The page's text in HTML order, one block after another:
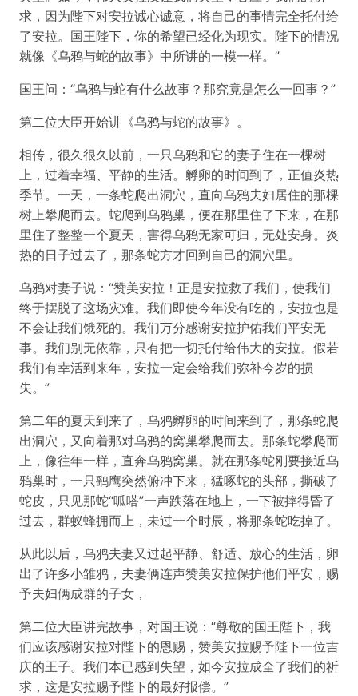
求，因为陛下对安拉诚心诚意，将自己的事情完全托付给
了安拉。国王陛下，你的希望已经化为现实。陛下的情况
就像《乌鸦与蛇的故事》中所讲的一模一样。”
国王问：“乌鸦与蛇有什么故事？那究竟是怎么一回事？”
第二位大臣开始讲《乌鸦与蛇的故事》。
相传，很久很久以前，一只乌鸦和它的妻子住在一棵树
上，过着幸福、平静的生活。孵卵的时间到了，正值炎热
季节。一天，一条蛇爬出洞穴，直向乌鸦夫妇居住的那棵
树上攀爬而去。蛇爬到乌鸦巢，便在那里住了下来，在那
里住了整整一个夏天，害得乌鸦无家可归，无处安身。炎
热的日子过去了，那条蛇方才回到自己的洞穴里。
乌鸦对妻子说：“赞美安拉！正是安拉救了我们，使我们
终于摆脱了这场灾难。我们即使今年没有吃的，安拉也是
不会让我们饿死的。我们万分感谢安拉护佑我们平安无
事。我们别无依靠，只有把一切托付给伟大的安拉。假若
我们有幸活到来年，安拉一定会给我们弥补今岁的损
失。”
第二年的夏天到来了，乌鸦孵卵的时间来到了，那条蛇爬
出洞穴，又向着那对乌鸦的窝巢攀爬而去。那条蛇攀爬而
上，像往年一样，直奔乌鸦窝巢。就在那条蛇刚要接近乌
鸦巢时，一只鹞鹰突然俯冲下来，猛啄蛇的头部，撕破了
蛇皮，只见那蛇“呱嗒”一声跌落在地上，一下被摔得昏了
过去，群蚁蜂拥而上，未过一个时辰，将那条蛇吃掉了。
从此以后，乌鸦夫妻又过起平静、舒适、放心的生活，卵
出了许多小雏鸦，夫妻俩连声赞美安拉保护他们平安，赐
予夫妇俩成群的子女，
第二位大臣讲完故事，对国王说：“尊敬的国王陛下，我
们应该感谢安拉对陛下的恩赐，赞美安拉赐予陛下一位吉
庆的王子。我们本已感到失望，如今安拉成全了我们的祈
求，这是安拉赐予陛下的最好报偿。”